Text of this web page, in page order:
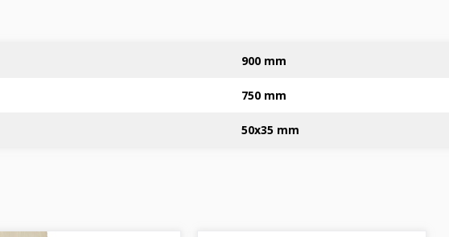
900 mm
750 mm
50x35 mm